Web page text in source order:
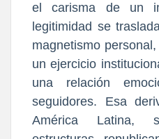
el carisma de un
legitimidad se
magnetismo
un ejercicio
una relación
seguidores. Esa
América Latina,